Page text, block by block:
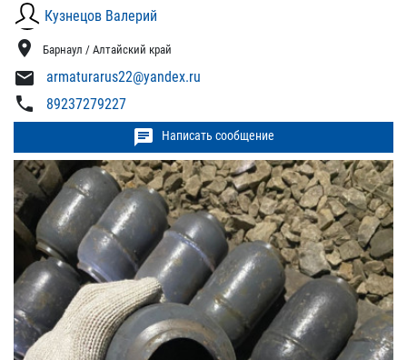
Кузнецов Валерий
location_on Барнаул / Алтайский край
mail armaturarus22@yandex.ru
phone 89237279227
chat Написать сообщение